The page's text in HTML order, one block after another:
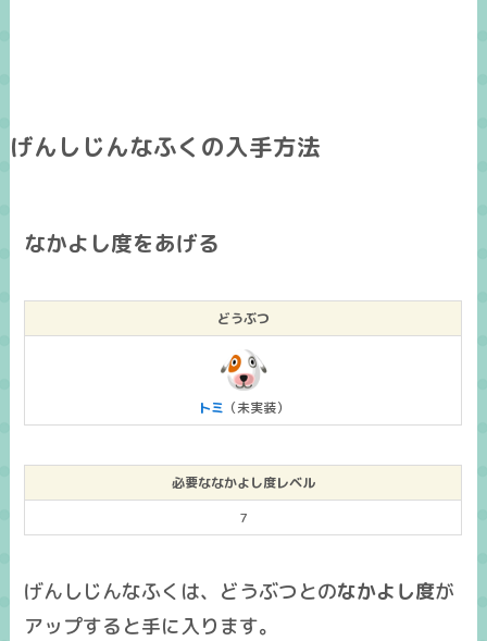
げんしじんなふくの入手方法
なかよし度をあげる
どうぶつ
トミ （未実装）
必要ななかよし度レベル
7
げんしじんなふくは、どうぶつとのなかよし度が
アップすると手に入ります。